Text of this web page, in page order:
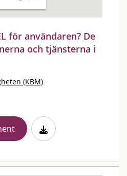
för användaren? De
och tjänsterna i
(KBM)